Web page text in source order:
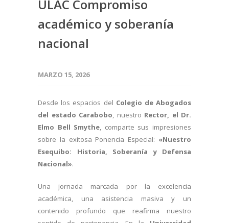
ULAC Compromiso
académico y soberanía
nacional
MARZO 15, 2026
Desde los espacios del Colegio de Abogados
del estado Carabobo, nuestro Rector, el Dr.
Elmo Bell Smythe, comparte sus impresiones
sobre la exitosa Ponencia Especial: «Nuestro
Esequibo: Historia, Soberanía y Defensa
Nacional».
Una jornada marcada por la excelencia
académica, una asistencia masiva y un
contenido profundo que reafirma nuestro